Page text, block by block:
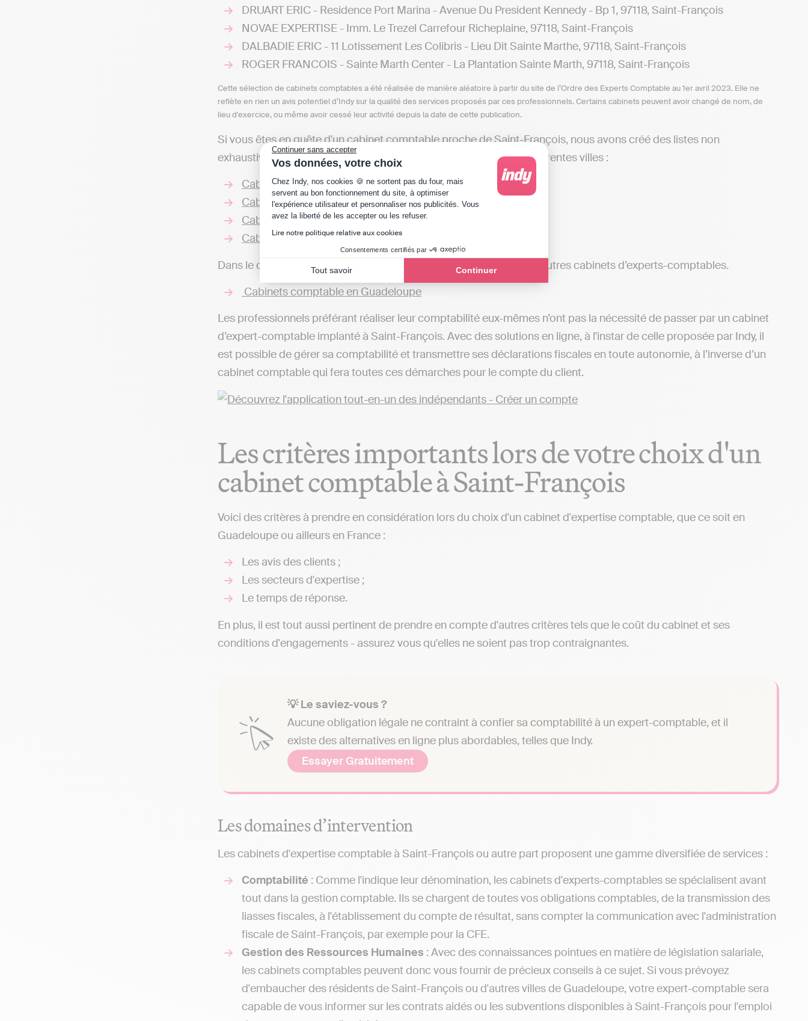
Continuer sans accepter
Vos données, votre choix
Plateforme de Gestion du Consentement : Personnalisez vos Options
Chez Indy, nos cookies 🍪 ne sortent pas du four, mais
servent au bon fonctionnement du site, à optimiser
l'expérience utilisateur et personnaliser nos publicités. Vous
avez la liberté de les accepter ou les refuser.
Lire notre politique relative aux cookies
Consentements certifiés par
Tout savoir Continuer
Axeptio consent
DRUART ERIC - Residence Port Marina - Avenue Du President Kennedy - Bp 1, 97118, Saint-François
NOVAE EXPERTISE - Imm. Le Trezel Carrefour Richeplaine, 97118, Saint-François
DALBADIE ERIC - 11 Lotissement Les Colibris - Lieu Dit Sainte Marthe, 97118, Saint-François
ROGER FRANCOIS - Sainte Marth Center - La Plantation Sainte Marth, 97118, Saint-François
Cette sélection de cabinets comptables a été réalisée de manière aléatoire à partir du site de l’Ordre des Experts Comptable au 1er avril 2023. Elle ne
reflète en rien un avis potentiel d’Indy sur la qualité des services proposés par ces professionnels. Certains cabinets peuvent avoir changé de nom, de
lieu d'exercice, ou même avoir cessé leur activité depuis la date de cette publication.
Si vous êtes en quête d'un cabinet comptable proche de Saint-François, nous avons créé des listes non
exhaustives sur les cabinets d'experts-comptables situés dans différentes villes :
Cabinets comptable à Abymes
Cabinets comptable à Saint-Martin
Cabinets comptable à Gourbeyre
Cabinets comptable à Terre-de-Bas
Dans le département de Guadeloupe, vous trouverez également d’autres cabinets d’experts-comptables.
Cabinets comptable en Guadeloupe
Les professionnels préférant réaliser leur comptabilité eux-mêmes n’ont pas la nécessité de passer par un cabinet
d’expert-comptable implanté à Saint-François. Avec des solutions en ligne, à l'instar de celle proposée par Indy, il
est possible de gérer sa comptabilité et transmettre ses déclarations fiscales en toute autonomie, à l’inverse d’un
cabinet comptable qui fera toutes ces démarches pour le compte du client.
Les critères importants lors de votre choix d'un
cabinet comptable à Saint-François
Voici des critères à prendre en considération lors du choix d'un cabinet d'expertise comptable, que ce soit en
Guadeloupe ou ailleurs en France :
Les avis des clients ;
Les secteurs d'expertise ;
Le temps de réponse.
En plus, il est tout aussi pertinent de prendre en compte d'autres critères tels que le coût du cabinet et ses
conditions d'engagements - assurez vous qu'elles ne soient pas trop contraignantes.
💡 Le saviez-vous ?
Aucune obligation légale ne contraint à confier sa comptabilité à un expert-comptable, et il
existe des alternatives en ligne plus abordables, telles que Indy.
Essayer Gratuitement
Les domaines d’intervention
Les cabinets d'expertise comptable à Saint-François ou autre part proposent une gamme diversifiée de services :
Comptabilité : Comme l'indique leur dénomination, les cabinets d'experts-comptables se spécialisent avant
tout dans la gestion comptable. Ils se chargent de toutes vos obligations comptables, de la transmission des
liasses fiscales, à l'établissement du compte de résultat, sans compter la communication avec l'administration
fiscale de Saint-François, par exemple pour la CFE.
Gestion des Ressources Humaines : Avec des connaissances pointues en matière de législation salariale,
les cabinets comptables peuvent donc vous fournir de précieux conseils à ce sujet. Si vous prévoyez
d'embaucher des résidents de Saint-François ou d'autres villes de Guadeloupe, votre expert-comptable sera
capable de vous informer sur les contrats aidés ou les subventions disponibles à Saint-François pour l'emploi